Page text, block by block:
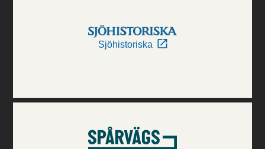
Sjöhistoriska